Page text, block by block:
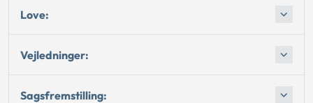
Love:
Vejledninger:
Sagsfremstilling: